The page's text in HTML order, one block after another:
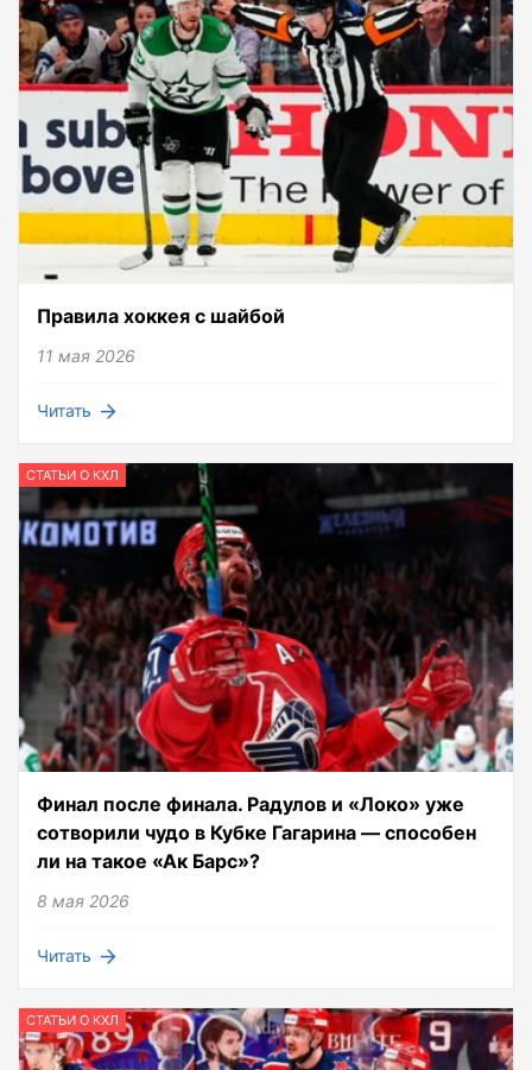
Правила хоккея с шайбой
11 мая 2026
Читать
СТАТЬИ О КХЛ
Финал после финала. Радулов и «Локо» уже
сотворили чудо в Кубке Гагарина — способен
ли на такое «Ак Барс»?
8 мая 2026
Читать
СТАТЬИ О КХЛ